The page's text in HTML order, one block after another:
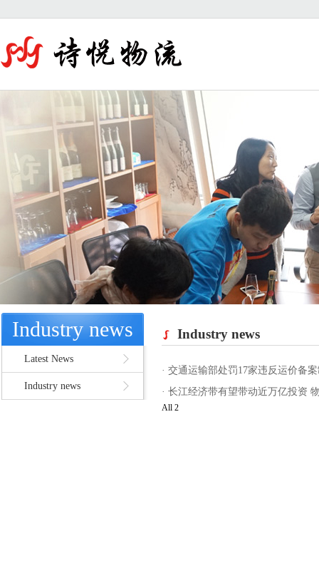
Industry news
Latest News
Industry news
Industry news
· 交通运输部处罚17家违反运价备
· 长江经济带有望带动近万亿投资
All 2